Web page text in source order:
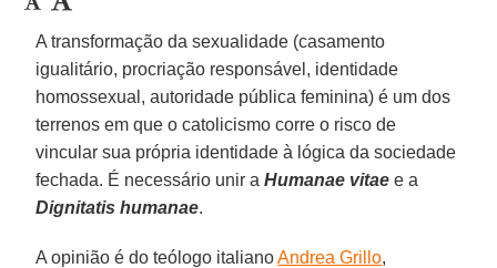
A transformação da sexualidade (casamento
igualitário, procriação responsável, identidade
homossexual, autoridade pública feminina) é um dos
terrenos em que o catolicismo corre o risco de
vincular sua própria identidade à lógica da sociedade
fechada. É necessário unir aHumanae vitae e a
Dignitatis humanae.
A opinião é do teólogo italianoAndrea Grillo,